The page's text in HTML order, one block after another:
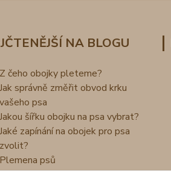
NA BLOGU
Z čeho obojky pleteme?
Jak správně změřit obvod krku
vašeho psa
Jakou šířku obojku na psa vybrat?
Jaké zapínání na obojek pro psa
zvolit?
Plemena psů